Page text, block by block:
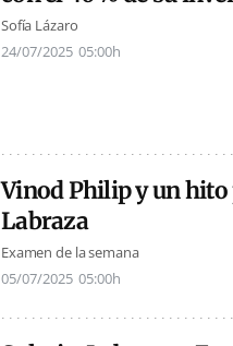
Sofía Lázaro
24/07/2025 05:00h
Vinod Philip y un hito
Labraza
Examen de la semana
05/07/2025 05:00h